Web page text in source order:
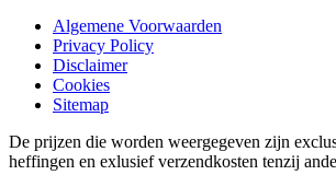
Algemene Voorwaarden
Privacy Policy
Disclaimer
Cookies
Sitemap
De prijzen die worden weergegeven zijn
heffingen en exlusief verzendkosten tenzij